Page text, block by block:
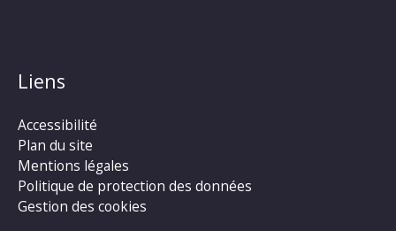
Liens
Accessibilité
Plan du site
Mentions légales
Politique de protection des données
Gestion des cookies